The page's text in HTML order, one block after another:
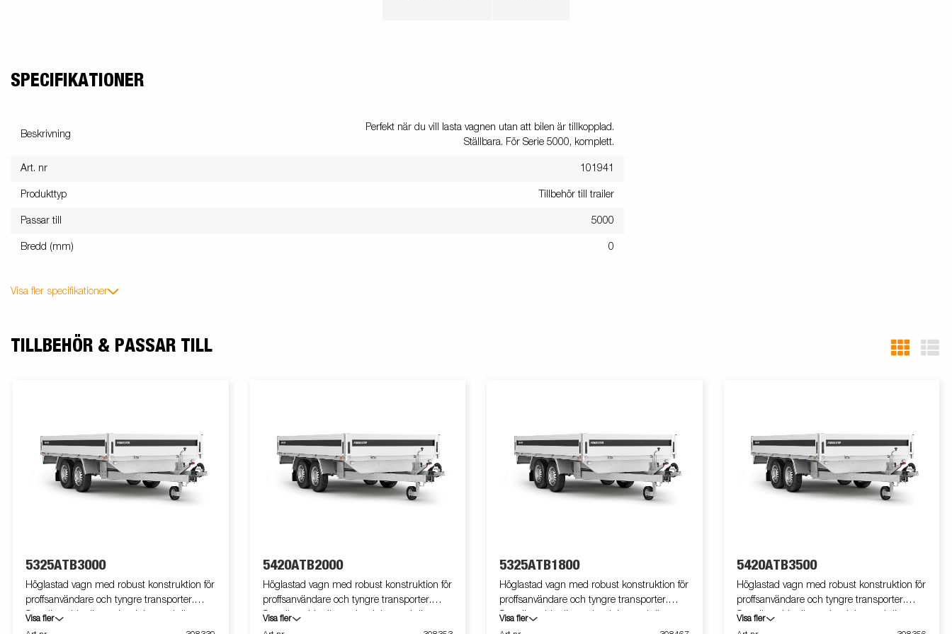
SPECIFIKATIONER
Beskrivning
Perfekt när du vill lasta vagnen utan att bilen är tillkopplad.
Ställbara. För Serie 5000, komplett.
Art. nr 101941
Produkttyp Tillbehör till trailer
Passar till 5000
Bredd (mm) 0
Visa fler specifikationer
TILLBEHÖR & PASSAR TILL
5325ATB3000
Höglastad vagn med robust konstruktion för
proffsanvändare och tyngre transporter.
Samtliga sidor är av aluminium och är
fällbara för smidig lastning, t.ex. med
Visa fler
5420ATB2000
Höglastad vagn med robust konstruktion för
proffsanvändare och tyngre transporter.
Samtliga sidor är av aluminium och är
fällbara för smidig lastning, t.ex. med
Visa fler
5325ATB1800
Höglastad vagn med robust konstruktion för
proffsanvändare och tyngre transporter.
Samtliga sidor är av aluminium och är
fällbara för smidig lastning, t.ex. med
Visa fler
5420ATB3500
Höglastad vagn med robust konstruktion för
proffsanvändare och tyngre transporter.
Samtliga sidor är av aluminium och är
fällbara för smidig lastning, t.ex. med
Visa fler